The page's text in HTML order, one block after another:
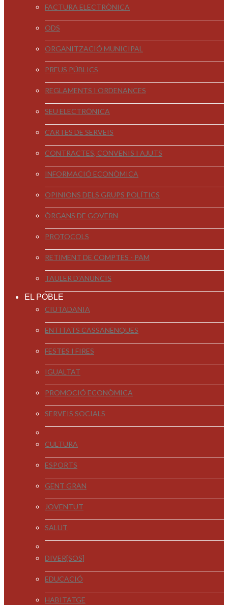
FACTURA ELECTRÒNICA
ODS
ORGANITZACIÓ MUNICIPAL
PREUS PÚBLICS
REGLAMENTS I ORDENANCES
SEU ELECTRÒNICA
CARTES DE SERVEIS
CONTRACTES, CONVENIS I AJUTS
INFORMACIÓ ECONÒMICA
OPINIONS DELS GRUPS POLÍTICS
ÒRGANS DE GOVERN
PROTOCOLS
RETIMENT DE COMPTES - PAM
TAULER D'ANUNCIS
EL POBLE
CIUTADANIA
ENTITATS CASSANENQUES
FESTES I FIRES
IGUALTAT
PROMOCIÓ ECONÒMICA
SERVEIS SOCIALS
CULTURA
ESPORTS
GENT GRAN
JOVENTUT
SALUT
DIVER[SOS]
EDUCACIÓ
HABITATGE